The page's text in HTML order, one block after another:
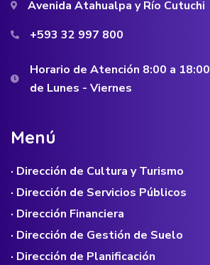
Avenida Atahualpa y Río Cutuchi
+593 32 997 800
Horario de Atención 8:00 a 18:00
de Lunes - Viernes
Menú
· Dirección de Cultura y Turismo
· Dirección de Servicios Públicos
· Dirección Financiera
· Dirección de Gestión de Suelo
· Dirección de Planificación